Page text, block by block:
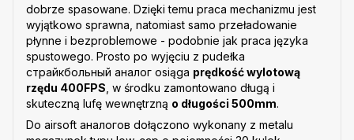
dobrze spasowane. Dzięki temu praca mechanizmu jest
wyjątkowo sprawna, natomiast samo przeładowanie
płynne i bezproblemowe - podobnie jak praca języka
spustowego. Prosto po wyjęciu z pudełka
cтрайкбольный аналог osiąga prędkość wylotową
rzędu 400FPS , w środku zamontowano długą i
skuteczną lufę wewnętrzną o długości 500mm.
Do airsoft аналогов dołączono wykonany z metalu